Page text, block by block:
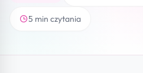
5 min czytania